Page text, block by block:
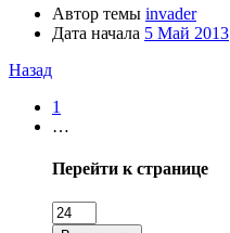
Автор темы invader
Дата начала 5 Май 2013
Назад
1
…
Перейти к странице